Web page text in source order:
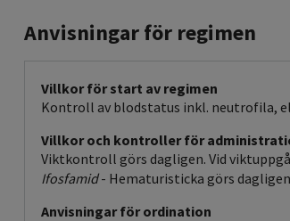
Anvisningar för regimen
Villkor för start av regimen
Kontroll av blodstatus inkl. neutrofila,
Villkor och kontroller för
Viktkontroll görs dagligen. Vid
Ifosfamid- Hematuristicka görs
Anvisningar för ordination